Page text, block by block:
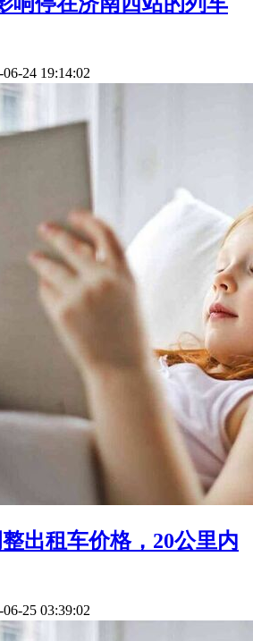
24 19:14:02
出租车价格，20公里内
25 03:39:02